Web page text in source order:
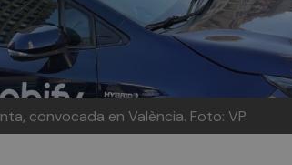
convocada en València. Foto: VP